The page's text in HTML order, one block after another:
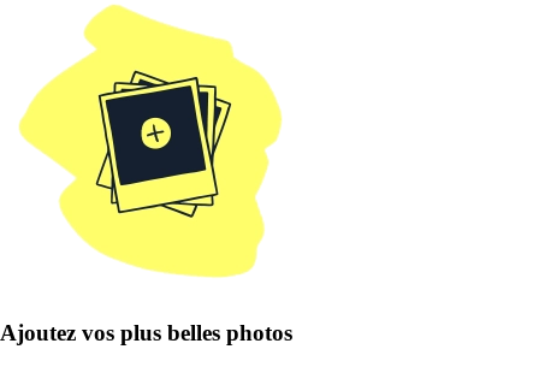
Ajoutez vos plus belles photos